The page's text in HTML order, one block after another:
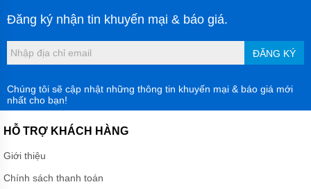
Đăng ký nhận tin khuyến mại & báo giá.
ĐĂNG KÝ
Chúng tôi sẽ cập nhật những thông tin khuyến mại & báo giá mới
nhất cho bạn!
HỖ TRỢ KHÁCH HÀNG
Giới thiệu
Chính sách thanh toán